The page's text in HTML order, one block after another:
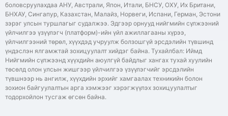
боловсруулахдаа АНУ, Австрали, Япон, Итали, БНСУ, ОХУ, Их Британи,
БНХАУ, Сингапур, Казахстан, Малайз, Норвеги, Испани, Герман, Эстони
зэрэг улсын туршлагыг судалжээ. Эдгээр орнууд нийгмийн сүлжээний
үйлчилгээ үзүүлэгч (платформ)-ийн үйл ажиллагааны хүрээ,
үйлчилгээний төрөл, хүүхдэд учруулж болзошгүй эрсдэлийн түвшинд
үндэслэн ялгамжтай зохицуулалт хийдэг байна. Тухайлбал: Иймд
Нийгмийн сүлжээнд хүүхдийн аюулгүй байдлыг хангах тухай хуулийн
төсөлд олон улсын жишгээр үйлчилгээ үзүүлэгчийг эрсдэлийн
түвшнээр нь ангилж, хүүхдийн эрхийг хамгаалах техникийн болон
зохион байгуулалтын арга хэмжээг хэрэгжүүлэх зохицуулалтыг
тодорхойлон тусгаж өгсөн байна.